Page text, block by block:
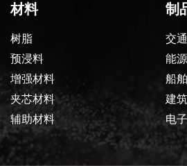
材料
树脂
预浸料
增强材料
夹芯材料
辅助材料
制
交
能源
船
建
电